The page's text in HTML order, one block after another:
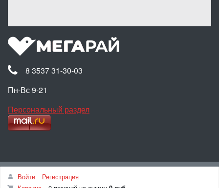
8 3537 31-30-03
Пн-Вс 9-21
Персональный раздел
© Интернет-магазин МЕГАРАЙ, 2025
Войти
Регистрация